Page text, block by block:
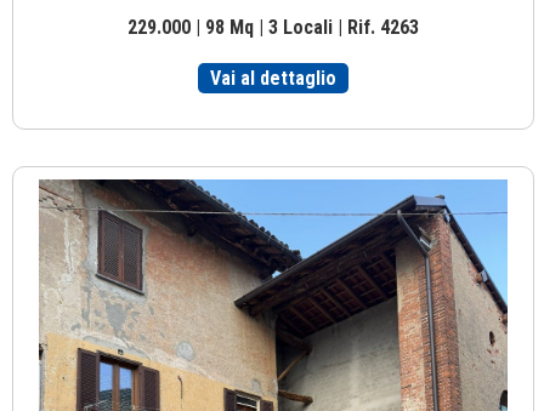
229.000 | 98 Mq | 3 Locali | Rif. 4263
Vai al dettaglio